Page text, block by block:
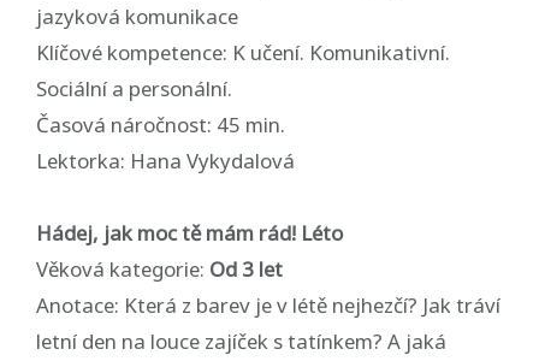
jazyková komunikace
Klíčové kompetence: K učení. Komunikativní.
Sociální a personální.
Časová náročnost: 45 min.
Lektorka: Hana Vykydalová
Hádej, jak moc tě mám rád! Léto
Věková kategorie: Od 3 let
Anotace: Která z barev je v létě nejhezčí? Jak tráví
letní den na louce zajíček s tatínkem? A jaká